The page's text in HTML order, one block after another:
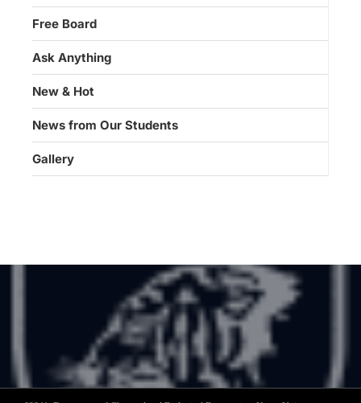
Free Board
Ask Anything
New & Hot
News from Our Students
Gallery